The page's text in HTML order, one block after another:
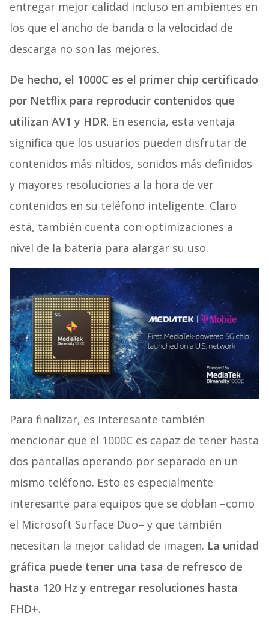
entregar mejor calidad incluso en ambientes en
los que el ancho de banda o la velocidad de
descarga no son las mejores.
De hecho, el 1000C es el primer chip certificado
por Netflix para reproducir contenidos que
utilizan AV1 y HDR. En esencia, esta ventaja
significa que los usuarios pueden disfrutar de
contenidos más nítidos, sonidos más definidos
y mayores resoluciones a la hora de ver
contenidos en su teléfono inteligente. Claro
está, también cuenta con optimizaciones a
nivel de la batería para alargar su uso.
Para finalizar, es interesante también
mencionar que el 1000C es capaz de tener hasta
dos pantallas operando por separado en un
mismo teléfono. Esto es especialmente
interesante para equipos que se doblan –como
el Microsoft Surface Duo– y que también
necesitan la mejor calidad de imagen. La unidad
gráfica puede tener una tasa de refresco de
hasta 120 Hz y entregar resoluciones hasta
FHD+.